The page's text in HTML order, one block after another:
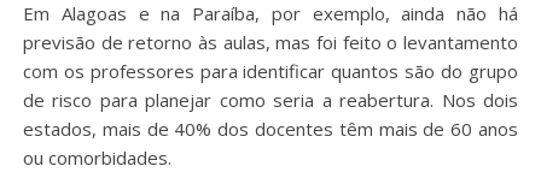
Em Alagoas e na Paraíba, por exemplo, ainda não há
previsão de retorno às aulas, mas foi feito o levantamento
com os professores para identificar quantos são do grupo
de risco para planejar como seria a reabertura. Nos dois
estados, mais de 40% dos docentes têm mais de 60 anos
ou comorbidades.